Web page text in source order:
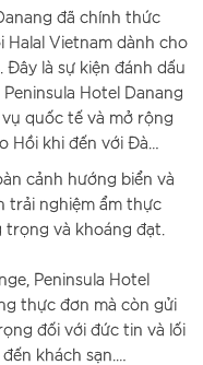
đã chính thức
Halal Vietnam dành cho
Đây là sự kiện đánh dấu
Hotel Danang
quốc tế và mở rộng
Hồi khi đến với Đà
cảnh hướng biển và
trải nghiệm ẩm thực
trọng và khoáng đạt.
Peninsula Hotel
thực đơn mà còn gửi
đối với đức tin và lối
khách sạn.